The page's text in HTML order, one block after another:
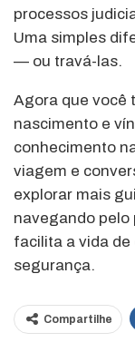
processos
Uma simples
— ou travá-las.
Agora que você
nascimento e
conhecimento
viagem e
explorar mais
navegando pelo
facilita a vida de
segurança.
Compartilhe